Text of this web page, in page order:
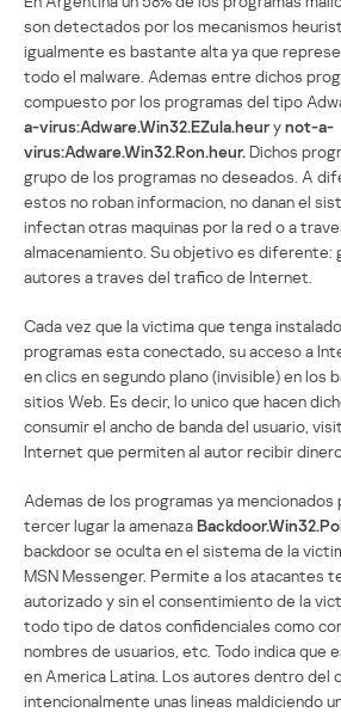
son detectados por los mecanismos
igualmente es bastante alta ya que
todo el malware. Ademas entre dichos
compuesto por los programas del tipo
a-virus:Adware.Win32.EZula.heurynot-a-
virus:Adware.Win32.Ron.heur.Dichos
grupo de los programas no deseados. A
estos no roban informacion, no danan el
infectan otras maquinas por la red o a
almacenamiento. Su objetivo es diferente:
autores a traves del trafico de Internet.
Cada vez que la victima que tenga
programas esta conectado, su acceso a
en clics en segundo plano (invisible) en los
sitios Web. Es decir, lo unico que hacen
consumir el ancho de banda del usuario,
Internet que permiten al autor recibir
Ademas de los programas ya mencionados
tercer lugar la amenaza
backdoor se oculta en el sistema de la
MSN Messenger. Permite a los atacantes
autorizado y sin el consentimiento de la
todo tipo de datos confidenciales como
nombres de usuarios, etc. Todo indica que
en America Latina. Los autores dentro del
intencionalmente unas lineas maldiciendo